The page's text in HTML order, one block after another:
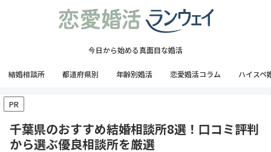
今日から始める真面目な婚活
結婚相談所 都道府県別 年齢別婚活 恋愛婚活コラム ハイスペ
PR
千葉県のおすすめ結婚相談所8選！口コミ評判
から選ぶ優良相談所を厳選